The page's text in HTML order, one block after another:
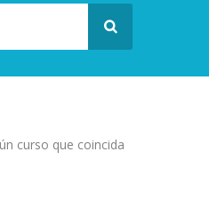
curso que coincida